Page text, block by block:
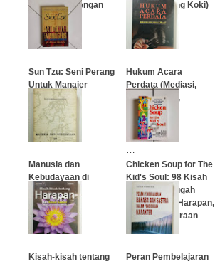
Bermakna dengan
Membaca)
(Rahasia Sang Koki)
…
Sun Tzu: Seni Perang
Untuk Manajer
…
Hukum Acara
Perdata (Mediasi,
Class Action,
Arbitrase &
Alternatif)
Manusia dan
Kebudayaan di
Indonesia
…
Chicken Soup for The
Kid's Soul: 98 Kisah
yang Menggugah
Keberanian, Harapan,
dan Kegembiraan
Kisah-kisah tentang
Peran Pembelajaran